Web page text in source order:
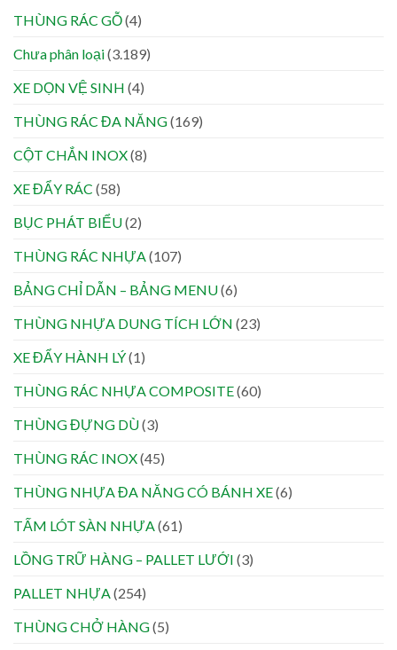
THÙNG RÁC GỖ(4)
Chưa phân loại(3.189)
XE DỌN VỆ SINH (4)
THÙNG RÁC ĐA NĂNG(169)
CỘT CHẮN INOX(8)
XE ĐẨY RÁC (58)
BỤC PHÁT BIỂU(2)
THÙNG RÁC NHỰA (107)
BẢNG CHỈ DẪN – BẢNG MENU(6)
THÙNG NHỰA DUNG TÍCH LỚN (23)
XE ĐẨY HÀNH LÝ(1)
THÙNG RÁC NHỰA COMPOSITE(60)
THÙNG ĐỰNG DÙ(3)
THÙNG RÁC INOX(45)
THÙNG NHỰA ĐA NĂNG CÓ BÁNH XE(6)
TẤM LÓT SÀN NHỰA (61)
LỒNG TRỮ HÀNG – PALLET LƯỚI (3)
PALLET NHỰA (254)
THÙNG CHỞ HÀNG(5)